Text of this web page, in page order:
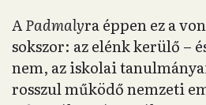
APadmalyra éppen ez a
sokszor: az elénk kerülő –
nem, az iskolai
rosszul működő nemzeti